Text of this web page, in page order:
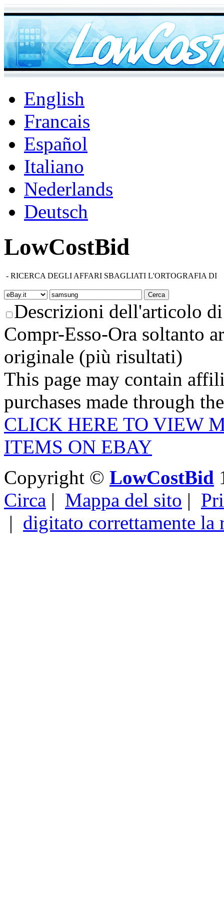
English
Francais
Español
Italiano
Nederlands
Deutsch
LowCostBid
- RICERCA DEGLI AFFARI SBAGLIATI L'ORTOGRAFIA DI
Descrizioni dell'articolo
Compr-Esso-Ora soltanto
originale (più risultati)
This page may contain
purchases made through
CLICK HERE TO VIEW
ITEMS ON EBAY
Copyright © LowCostBid
Circa | Mappa del sito |
| digitato correttamente la